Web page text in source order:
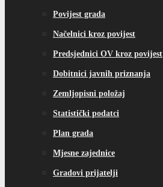
Povijest grada
Načelnici kroz povijest
Predsjednici OV kroz povijest
Dobitnici javnih priznanja
Zemljopisni položaj
Statistički podatci
Plan grada
Mjesne zajednice
Gradovi prijatelji